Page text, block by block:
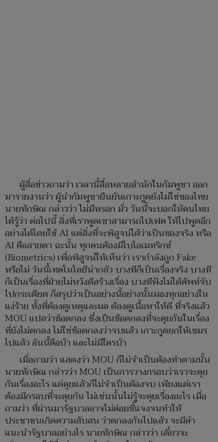
ผู้สื่อข่าวถามว่า เวลานี้สื่อหลายสำนักในกัมพูชา ออก
มารายงานว่า ผู้นำกัมพูชายืนยันเกาะกูดยังไม่ใช่ของไทย
นายทักษิณ กล่าวว่า ไม่มีหรอก มั่ว วันนี้จะบอกให้คนไทย
ได้รู้ว่า ต่อไปนี้ สิ่งที่เราพูดเขาสามารถไปเฟค ให้ไปพูดอีก
อย่างได้โดยใช้ AI แต่สิ่งที่จะพิสูจน์ได้ว่าเป็นของจริง หรือ
AI คือสายตา ฉะนั้น ทุกคนต้องมีไบโอเมทริกซ์
(Biometrics) เพื่อพิสูจน์ให้เห็นว่า เรากำลังถูก Fake
หรือไม่ วันนี้เทคโนโลยีน่ากลัว บางทีก็เป็นเรื่องจริง บางที
ก็เป็นเรื่องที่ฝ่ายไม่หวังดีสร้างเรื่อง บางทีฟังไม่ได้ศัพท์จับ
ไปกระเดียด ก็สรุปว่าเป็นอย่างนี้อย่างนั้นมองทุกอย่างใน
แง่ร้าย ทั้งที่ต้องดูเหตุและผล ต้องดูเนื้อหาให้ดี ที่จริงแล้ว
MOU แปลว่าข้อตกลง ซึ่งเป็นข้อตกลงที่จะคุยกันในเรื่อง
ที่ยังไม่ตกลง ไม่ใช่ข้อตกลงว่าจบแล้ว เกาะกูดยกให้เขมร
ไปแล้ว อันนี้คือบ้า และไม่มีใครบ้า
เมื่อถามว่า แสดงว่า MOU ก็ไม่จำเป็นต้องทำตามนั้น
นายทักษิณ กล่าวว่า MOU เป็นการวางกรอบว่าเราจะคุย
กันเรื่องอะไร แต่คุยแล้วก็ไม่จำเป็นต้องจบ เพียงแต่เรา
ต้องมีกรอบที่จะคุยกัน ไม่เช่นนั้นไม่รู้จะคุยเรื่องอะไร เมื่อ
ถามว่า ที่ผ่านมารัฐบาลอาจไม่ค่อยชี้แจงจนทำให้
ประชาชนเกิดความสับสน ว่าตกลงกันไปแล้ว จะมีคำ
แนะนำรัฐบาลอย่างไร นายทักษิณ กล่าวว่า เดี๋ยวจะ